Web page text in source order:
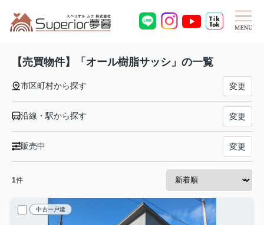
【売買物件】「オール樹脂サッシ」の一覧
市区町村から探す 変更
沿線・駅から探す 変更
販売中 変更
1件
中古一戸建